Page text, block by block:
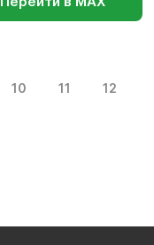
10 11 12